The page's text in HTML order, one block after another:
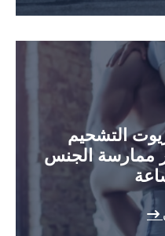
التشحيم
ممارسة الجنس